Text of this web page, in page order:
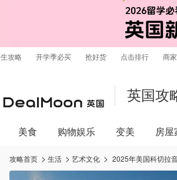
攻略 开学季必买 抢好货 点击排行 商
英国攻
美食 购物娱乐 变美 房
攻略首页 生活 艺术文化 2025年美国科切拉